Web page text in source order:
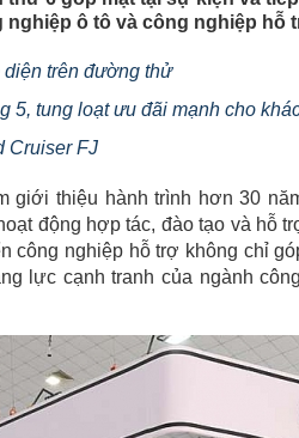
ô tô và công nghiệp hỗ
trên đường thử
5, tung loạt ưu đãi mạnh cho
Cruiser FJ
giới thiệu hành trình hơn 30
động hợp tác, đào tạo và hỗ
công nghiệp hỗ trợ không chỉ
lực cạnh tranh của ngành